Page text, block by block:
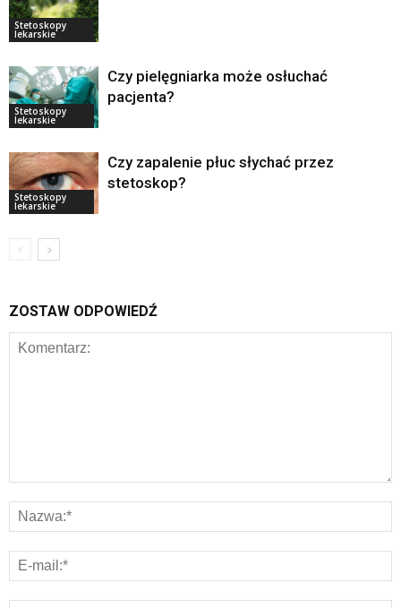
Stetoskopy
lekarskie
Stetoskopy
lekarskie
Czy pielęgniarka może osłuchać
pacjenta?
Stetoskopy
lekarskie
Czy zapalenie płuc słychać przez
stetoskop?
ZOSTAW ODPOWIEDŹ